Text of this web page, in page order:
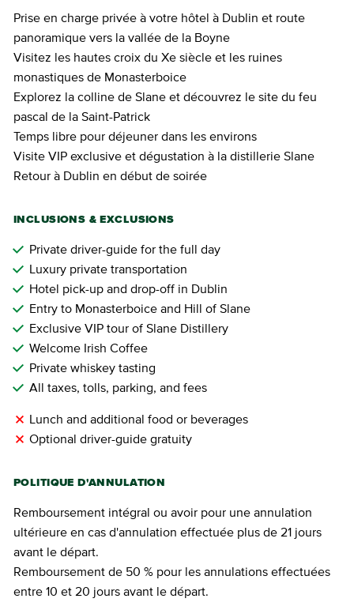
Prise en charge privée à votre hôtel à Dublin et route
panoramique vers la vallée de la Boyne
Visitez les hautes croix du Xe siècle et les ruines
monastiques de Monasterboice
Explorez la colline de Slane et découvrez le site du feu
pascal de la Saint-Patrick
Temps libre pour déjeuner dans les environs
Visite VIP exclusive et dégustation à la distillerie Slane
Retour à Dublin en début de soirée
INCLUSIONS & EXCLUSIONS
Private driver-guide for the full day
Luxury private transportation
Hotel pick-up and drop-off in Dublin
Entry to Monasterboice and Hill of Slane
Exclusive VIP tour of Slane Distillery
Welcome Irish Coffee
Private whiskey tasting
All taxes, tolls, parking, and fees
Lunch and additional food or beverages
Optional driver-guide gratuity
POLITIQUE D'ANNULATION
Remboursement intégral ou avoir pour une annulation
ultérieure en cas d'annulation effectuée plus de 21 jours
avant le départ.
Remboursement de 50 % pour les annulations effectuées
entre 10 et 20 jours avant le départ.